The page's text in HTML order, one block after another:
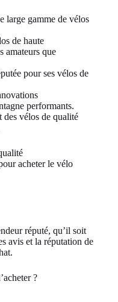
large gamme de vélos
de haute
amateurs que
pour ses vélos de
performants.
vélos de qualité
acheter le vélo
réputé, qu’il soit
avis et la réputation de
?